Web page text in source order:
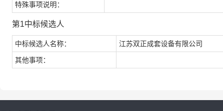
特殊事项说明：
第1中标候选人
中标候选人名称： 江苏双正成套设备有限公司
其他事项：